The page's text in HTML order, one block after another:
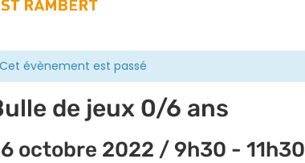
Tous les Évènements
Cet évènement est passé
de jeux 0/6 ans
octobre 2022 / 9h30 - 11h30